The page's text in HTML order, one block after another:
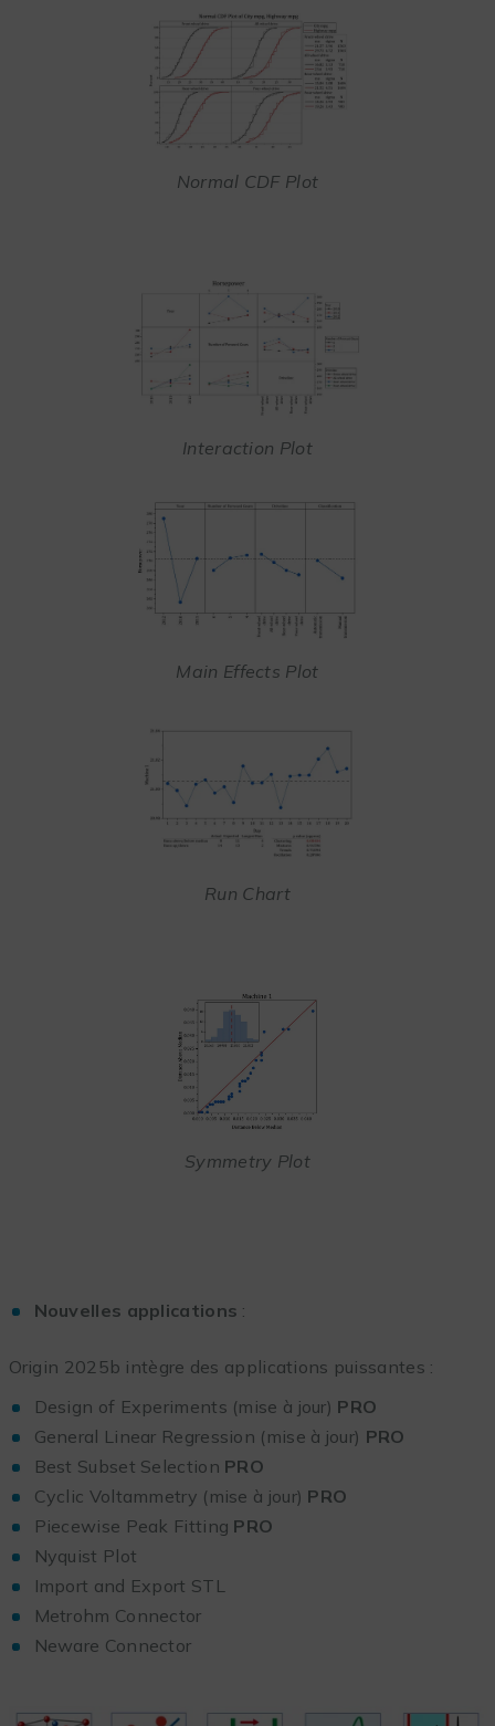
Normal CDF Plot
Interaction Plot
Main Effects Plot
Run Chart
Symmetry Plot
Nouvelles applications :
Origin 2025b intègre des applications puissantes :
Design of Experiments (mise à jour) PRO
General Linear Regression (mise à jour) PRO
Best Subset Selection PRO
Cyclic Voltammetry (mise à jour) PRO
Piecewise Peak Fitting PRO
Nyquist Plot
Import and Export STL
Metrohm Connector
Neware Connector